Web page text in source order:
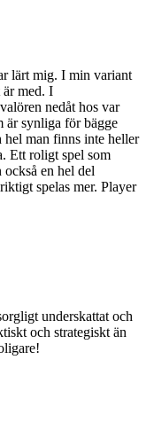
lärt mig. I min variant
är med. I
nedåt hos var
är synliga för bägge
hel man finns inte heller
Ett roligt spel som
en hel del
spelas mer. Player
underskattat och
och strategiskt än